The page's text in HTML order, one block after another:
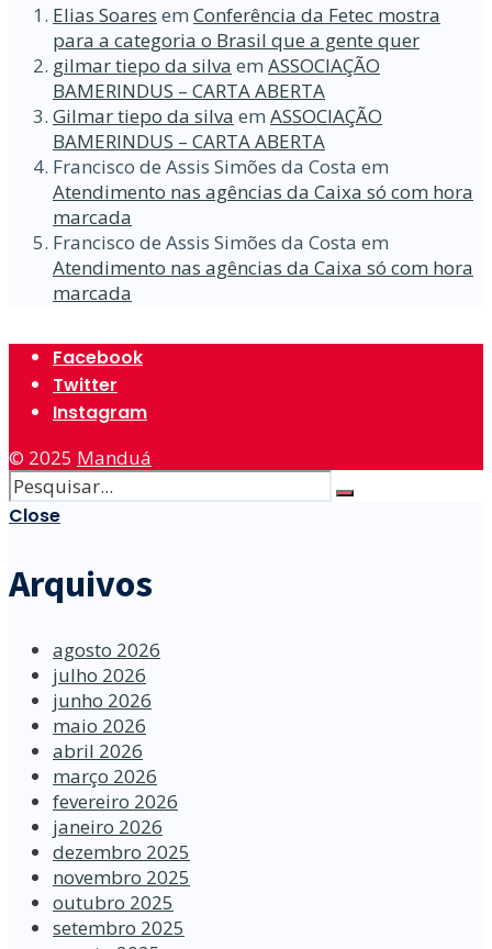
Elias Soares em Conferência da Fetec mostra
para a categoria o Brasil que a gente quer
gilmar tiepo da silva em ASSOCIAÇÃO
BAMERINDUS – CARTA ABERTA
Gilmar tiepo da silva em ASSOCIAÇÃO
BAMERINDUS – CARTA ABERTA
Francisco de Assis Simões da Costa em
Atendimento nas agências da Caixa só com hora
marcada
Francisco de Assis Simões da Costa em
Atendimento nas agências da Caixa só com hora
marcada
Facebook
Twitter
Instagram
© 2025 Manduá
Close
Arquivos
agosto 2026
julho 2026
junho 2026
maio 2026
abril 2026
março 2026
fevereiro 2026
janeiro 2026
dezembro 2025
novembro 2025
outubro 2025
setembro 2025